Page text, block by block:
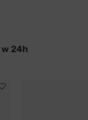
24h